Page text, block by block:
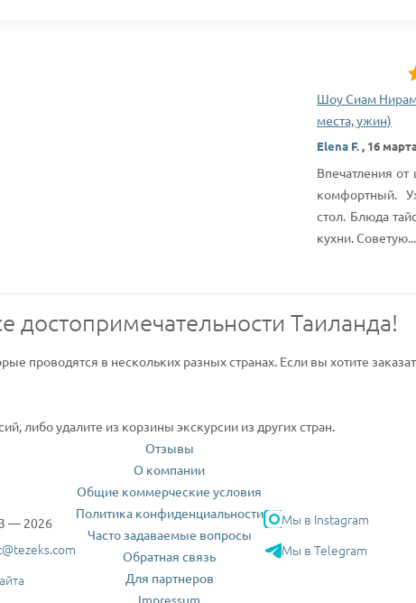
Шоу Сиам
места, ужин)
Elena F., 16
Впечатления
комфортный.
стол. Блюда
кухни. Советую...
достопримечательности Таиланда!
проводятся в нескольких разных странах. Если вы хотите
либо удалите из корзины экскурсии из других стран.
— 2026
Отзывы
О компании
Общие коммерческие условия
Политика конфиденциальности
Часто задаваемые вопросы
Обратная связь
Для партнеров
Impressum
Мы в Instagram
Мы в Telegram